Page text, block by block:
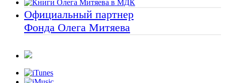
Официальный партнер
Фонда Олега Митяева